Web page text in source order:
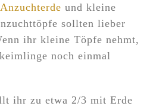
Anzuchterde und kleine
sollten lieber
ihr kleine Töpfe nehmt,
noch einmal
ihr zu etwa 2/3 mit Erde